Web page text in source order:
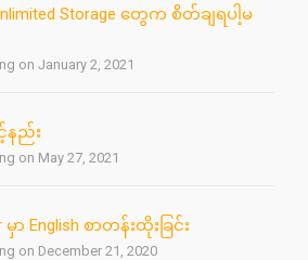
Storage တွေက စိတ်ချရပါ့မ
on January 2, 2021
နည်း
on May 27, 2021
မှာ English စာတန်းထိုးခြင်း
on December 21, 2020